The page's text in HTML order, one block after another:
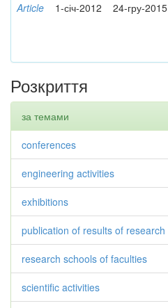
Article 1-січ-2012 24-гру-2015
Розкриття
за темами
conferences
engineering activities
exhibitions
publication of results of research
research schools of faculties
scientific activities